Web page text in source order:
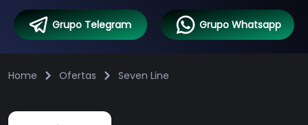
Grupo Telegram Grupo Whatsapp
Home Ofertas Seven Line